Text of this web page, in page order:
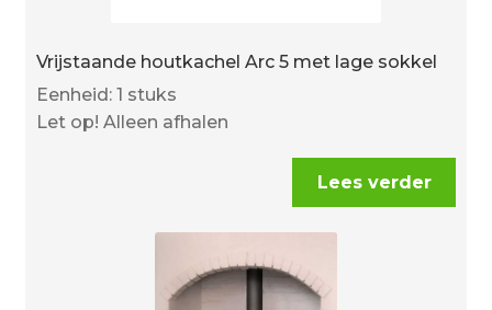
Vrijstaande houtkachel Arc 5 met lage sokkel
Eenheid: 1 stuks
Let op! Alleen afhalen
Lees verder